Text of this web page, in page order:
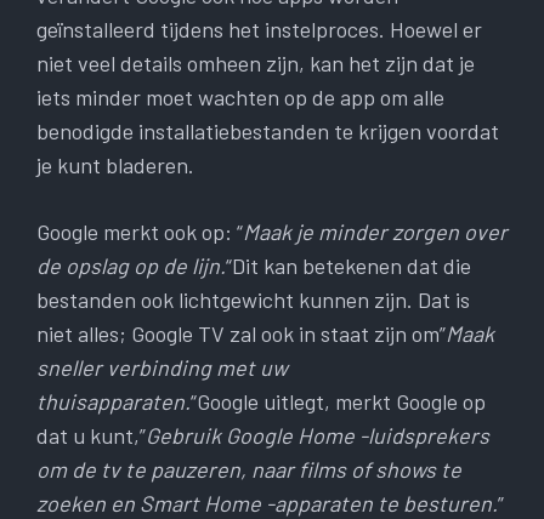
geïnstalleerd tijdens het instelproces. Hoewel er
niet veel details omheen zijn, kan het zijn dat je
iets minder moet wachten op de app om alle
benodigde installatiebestanden te krijgen voordat
je kunt bladeren.
Google merkt ook op: “Maak je minder zorgen over
de opslag op de lijn.“Dit kan betekenen dat die
bestanden ook lichtgewicht kunnen zijn. Dat is
niet alles; Google TV zal ook in staat zijn om”Maak
sneller verbinding met uw
thuisapparaten.“Google uitlegt, merkt Google op
dat u kunt,”Gebruik Google Home -luidsprekers
om de tv te pauzeren, naar films of shows te
zoeken en Smart Home -apparaten te besturen.”